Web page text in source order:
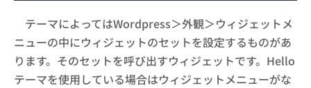
テーマによってはWordpress＞外観＞ウィジェットメ
ニューの中にウィジェットのセットを設定するものがあ
ります。そのセットを呼び出すウィジェットです。Hello
テーマを使用している場合はウィジェットメニューがな